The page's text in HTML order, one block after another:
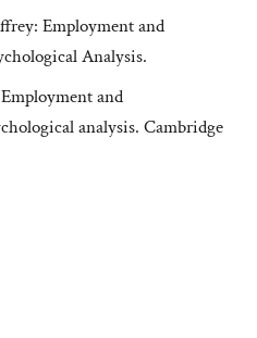
Employment and
Analysis.
and
analysis. Cambridge